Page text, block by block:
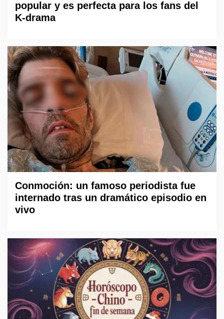
popular y es perfecta para los fans del
K-drama
Conmoción: un famoso periodista fue
internado tras un dramático episodio en
vivo